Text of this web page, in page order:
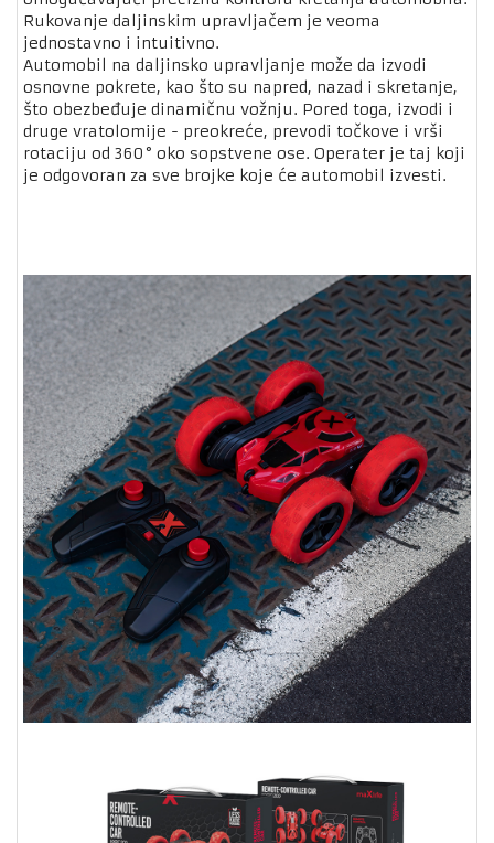
Rukovanje daljinskim upravljačem je veoma
jednostavno i intuitivno.
Automobil na daljinsko upravljanje može da izvodi
osnovne pokrete, kao što su napred, nazad i skretanje,
što obezbeđuje dinamičnu vožnju. Pored toga, izvodi i
druge vratolomije - preokreće, prevodi točkove i vrši
rotaciju od 360° oko sopstvene ose. Operater je taj koji
je odgovoran za sve brojke koje će automobil izvesti.